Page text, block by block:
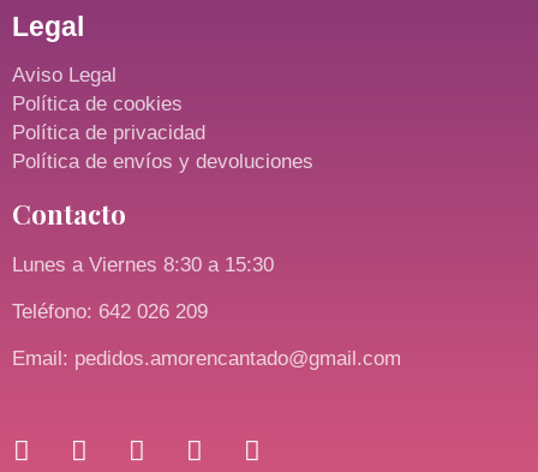
Legal
Aviso Legal
Política de cookies
Política de privacidad
Política de envíos y devoluciones
Contacto
Lunes a Viernes 8:30 a 15:30
Teléfono: 642 026 209
Email: pedidos.amorencantado@gmail.com